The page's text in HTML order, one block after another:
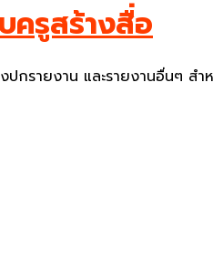
ครูสร้างสื่อ
งปกรายงาน และรายงานอื่นๆ ส